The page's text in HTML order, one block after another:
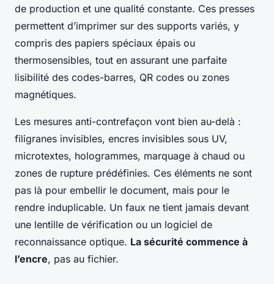
de production et une qualité constante. Ces presses
permettent d’imprimer sur des supports variés, y
compris des papiers spéciaux épais ou
thermosensibles, tout en assurant une parfaite
lisibilité des codes-barres, QR codes ou zones
magnétiques.
Les mesures anti-contrefaçon vont bien au-delà :
filigranes invisibles, encres invisibles sous UV,
microtextes, hologrammes, marquage à chaud ou
zones de rupture prédéfinies. Ces éléments ne sont
pas là pour embellir le document, mais pour le
rendre induplicable. Un faux ne tient jamais devant
une lentille de vérification ou un logiciel de
reconnaissance optique. La sécurité commence à
l’encre, pas au fichier.